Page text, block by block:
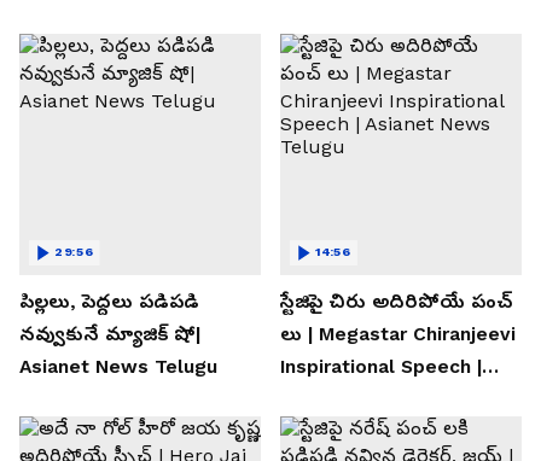
పిల్లలు, పెద్దలు పడిపడి
నవ్వుకునే మ్యాజిక్ షో|
Asianet News Telugu
29:56
స్టేజిపై చిరు అదిరిపోయే పంచ్
లు | Megastar Chiranjeevi
Inspirational Speech |
14:56